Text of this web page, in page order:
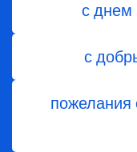
с днем
с
пожелания